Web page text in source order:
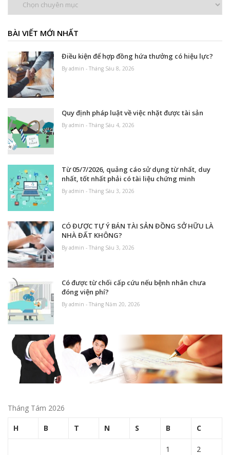
BÀI VIẾT MỚI NHẤT
Điều kiện để hợp đồng hứa thưởng có hiệu lực?
By admin - Tháng Sáu 8, 2026
Quy định pháp luật về việc nhặt được tài sản
By admin - Tháng Sáu 4, 2026
Từ 05/7/2026, quảng cáo sử dụng từ nhất, duy
nhất, tốt nhất phải có tài liệu chứng minh
By admin - Tháng Sáu 3, 2026
CÓ ĐƯỢC TỰ Ý BÁN TÀI SẢN ĐỒNG SỞ HỮU LÀ
NHÀ ĐẤT KHÔNG?
By admin - Tháng Sáu 3, 2026
Có được từ chối cấp cứu nếu bệnh nhân chưa
đóng viện phí?
By admin - Tháng Năm 20, 2026
Tháng Tám 2026
H B T N S B C
1 2